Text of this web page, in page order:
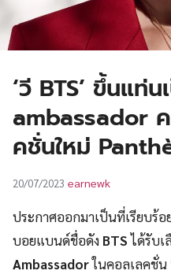
‘วี BTS’ ขึ้นแท่
ambassador
คชั่นใหม่
20/07/2023 earnewk
ประกาศออกมาเป็นที่เรียบร้
บอยแบนด์ชื่อดัง BTSได้รับเ
Ambassadorในคอลเลคชั่น